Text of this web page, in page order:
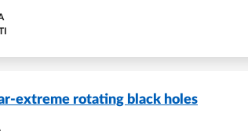
extreme rotating black holes